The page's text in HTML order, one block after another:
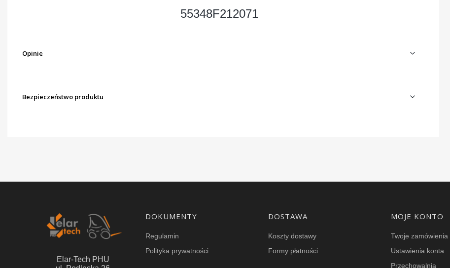
55348F212071
Opinie
Bezpieczeństwo produktu
Elar-Tech PHU
Linki w stopce
DOKUMENTY
Regulamin
Polityka prywatności
DOSTAWA
Koszty dostawy
Formy płatności
MOJE KONTO
Twoje zamówienia
Ustawienia konta
Przechowalnia